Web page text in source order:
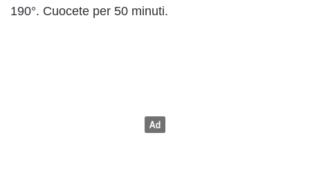
190°. Cuocete per 50 minuti.